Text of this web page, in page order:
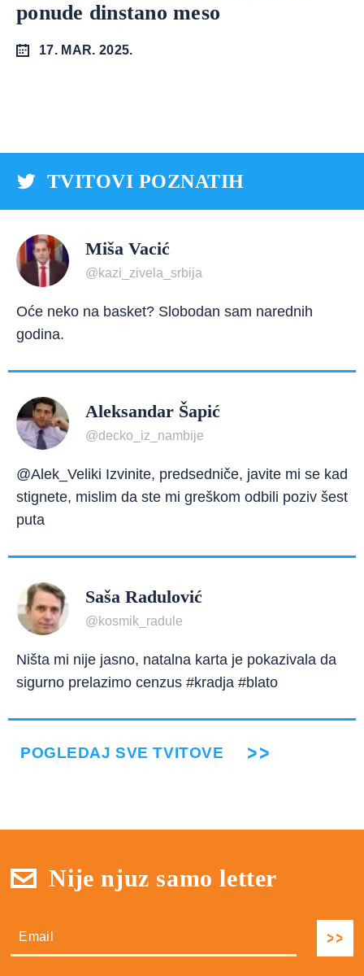
ponude dinstano meso
17. MAR. 2025.
TVITOVI POZNATIH
Miša Vacić
@kazi_zivela_srbija
Oće neko na basket? Slobodan sam narednih
godina.
Aleksandar Šapić
@decko_iz_nambije
@Alek_Veliki Izvinite, predsedniče, javite mi se kad
stignete, mislim da ste mi greškom odbili poziv šest
puta
Saša Radulović
@kosmik_radule
Ništa mi nije jasno, natalna karta je pokazivala da
sigurno prelazimo cenzus #kradja #blato
POGLEDAJ SVE TVITOVE
Nije njuz samo letter